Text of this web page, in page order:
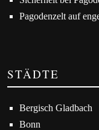
Pagodenzelt auf
STÄDTE
Bergisch Gladbach
Bonn